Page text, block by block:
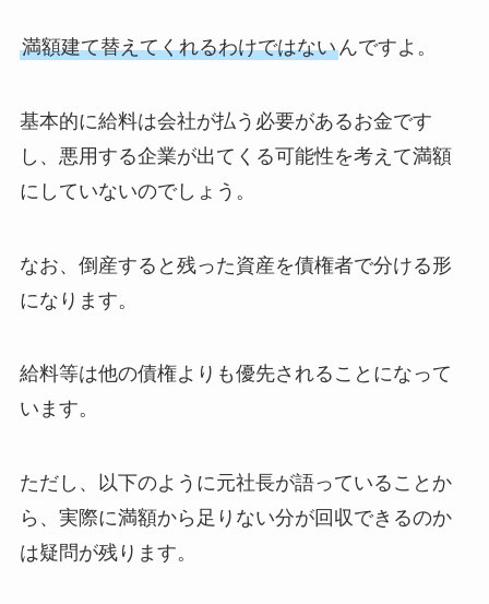
満額建て替えてくれるわけではないんですよ。
基本的に給料は会社が払う必要があるお金です
し、悪用する企業が出てくる可能性を考えて満額
にしていないのでしょう。
なお、倒産すると残った資産を債権者で分ける形
になります。
給料等は他の債権よりも優先されることになって
います。
ただし、以下のように元社長が語っていることか
ら、実際に満額から足りない分が回収できるのか
は疑問が残ります。